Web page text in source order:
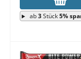
ab3Stück5%